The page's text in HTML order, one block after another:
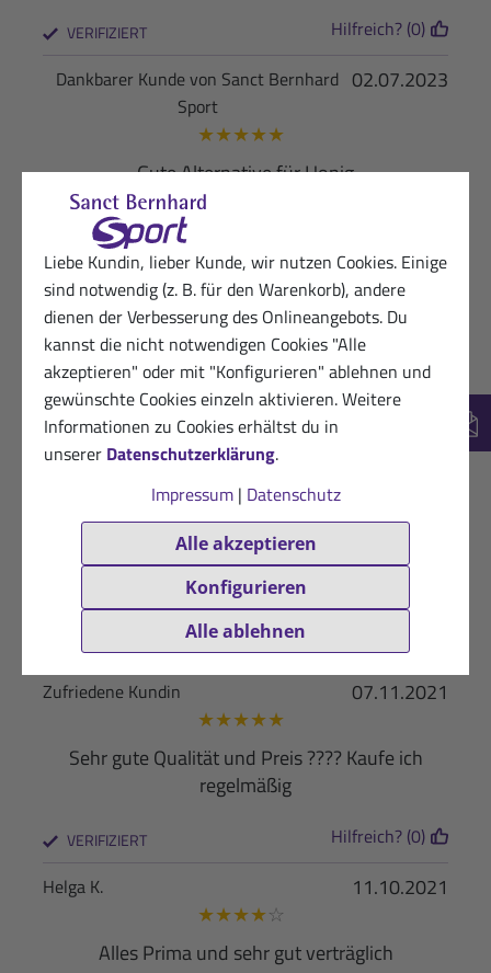
Liebe Kundin, lieber Kunde, wir nutzen Cookies. Einige
sind notwendig (z. B. für den Warenkorb), andere
dienen der Verbesserung des Onlineangebots. Du
kannst die nicht notwendigen Cookies "Alle
akzeptieren" oder mit "Konfigurieren" ablehnen und
gewünschte Cookies einzeln aktivieren. Weitere
Informationen zu Cookies erhältst du in
unserer Datenschutzerklärung.
Impressum| Datenschutz
Alle akzeptieren
Konfigurieren
Alle ablehnen
VERIFIZIERT Hilfreich? (0)
02.07.2023
Dankbarer Kunde von Sanct Bernhard
Sport
★★★★★
Gute Alternative für Honig
VERIFIZIERT
01.08.2022
Begeisterter Kunde
★★★★★
Ja, eine milde Süsse, und offenbar gibt es ja auch
eine gesundheitliche Wirkung. Werde ich wohl
noch nachbestellen
VERIFIZIERT
Glückliche Kundin
★★★★★
Tolles Aroma. Sehr lecker. Kaufe ich gerne
wieder.
VERIFIZIERT
07.11.2021
Zufriedene Kundin
★★★★★
Sehr gute Qualität und Preis ???? Kaufe ich
regelmäßig
VERIFIZIERT Hilfreich? (0)
11.10.2021
Helga K.
★★★★☆
Alles Prima und sehr gut verträglich